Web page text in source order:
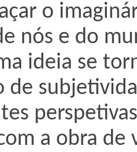
o
nós e do
ideia se
de
a obra de